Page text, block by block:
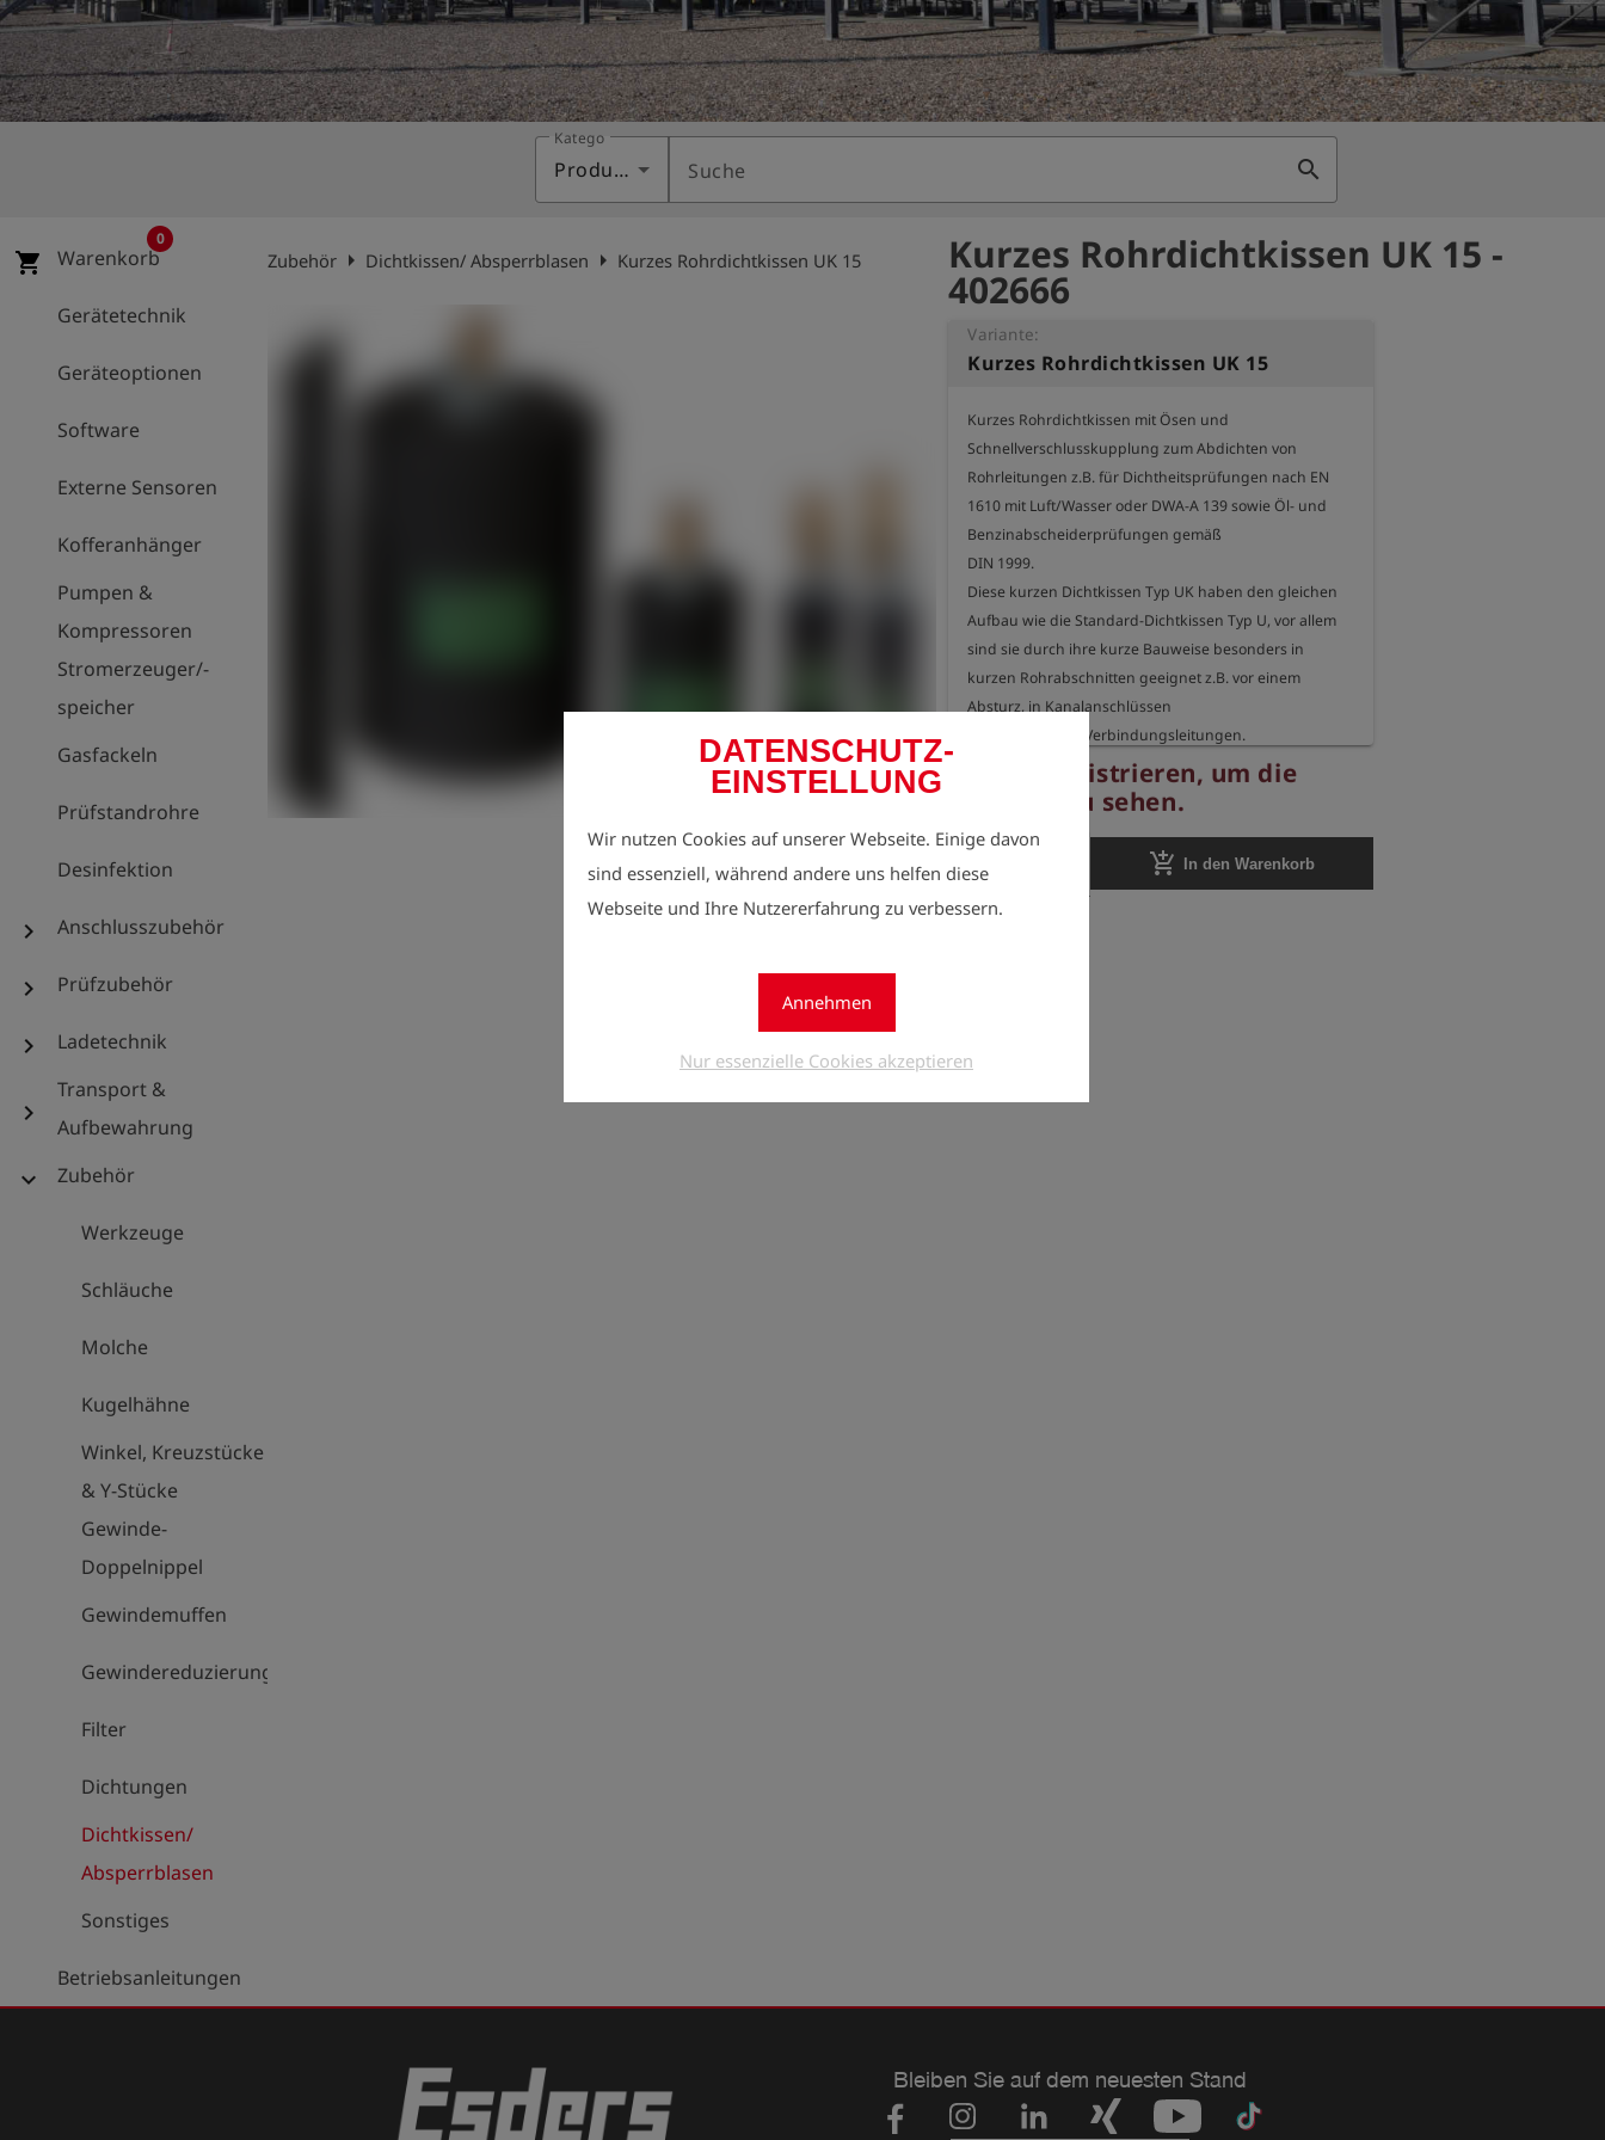
account_circle Anmelden
shieldRegistrierung
DATENSCHUTZ-
EINSTELLUNG
Wir nutzen Cookies auf unserer Webseite. Einige davon
sind essenziell, während andere uns helfen diese
Webseite und Ihre Nutzererfahrung zu verbessern.
Annehmen
Nur essenzielle Cookies akzeptieren
Kategorie
Produkte Suche search
shopping_cart Warenkorb
0
Gerätetechnik
Geräteoptionen
Software
Externe Sensoren
Kofferanhänger
Pumpen &
Kompressoren
Stromerzeuger/-
speicher
Gasfackeln
Prüfstandrohre
Desinfektion
chevron_right Anschlusszubehör
chevron_right Prüfzubehör
chevron_right Ladetechnik
chevron_right
Transport &
Aufbewahrung
expand_more Zubehör
Werkzeuge
Schläuche
Molche
Kugelhähne
Winkel, Kreuzstücke
& Y-Stücke
Gewinde-
Doppelnippel
Gewindemuffen
Gewindereduzierungen
Filter
Dichtungen
Dichtkissen/
Absperrblasen
Sonstiges
Betriebsanleitungen
Zubehör arrow_right Dichtkissen/ Absperrblasen arrow_right Kurzes Rohrdichtkissen UK 15 Kurzes Rohrdichtkissen UK 15 -
402666
Variante:
Kurzes Rohrdichtkissen UK 15
Kurzes Rohrdichtkissen mit Ösen und
Schnellverschlusskupplung zum Abdichten von
Rohrleitungen z.B. für Dichtheitsprüfungen nach EN
1610 mit Luft/Wasser oder DWA-A 139 sowie Öl- und
Benzinabscheiderprüfungen gemäß
DIN 1999.
Diese kurzen Dichtkissen Typ UK haben den gleichen
Aufbau wie die Standard-Dichtkissen Typ U, vor allem
sind sie durch ihre kurze Bauweise besonders in
kurzen Rohrabschnitten geeignet z.B. vor einem
Absturz, in Kanalanschlüssen
sowie in kurzten Verbindungsleitungen.
- Betriebsüberdruck 2,5 bar
- gefertigt aus Naturkautschuk mit Gewebeeinlage
- Durchmesser 140 mm
Jetzt registrieren, um die
Preise zu sehen.
Menge
1 add_shopping_cart In den Warenkorb
Bleiben Sie auf dem neuesten Stand